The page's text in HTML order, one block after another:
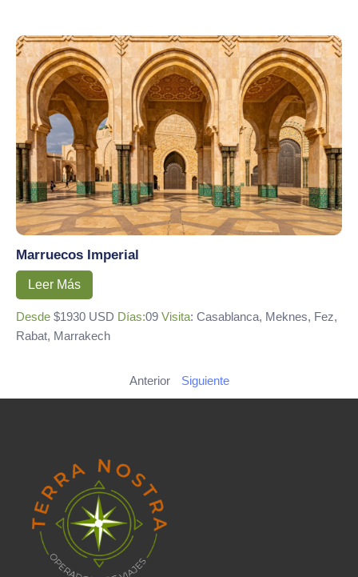
Marruecos Imperial
Leer Más
Desde $1930 USD Días:09 Visita: Casablanca, Meknes, Fez,
Rabat, Marrakech
Anterior Siguiente